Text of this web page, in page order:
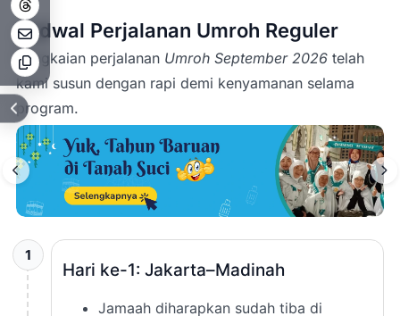
Jadwal Perjalanan Umroh Reguler
Rangkaian perjalanan Umroh September 2026 telah
kami susun dengan rapi demi kenyamanan selama
program.
1
Hari ke-1: Jakarta–Madinah
Jamaah diharapkan sudah tiba di